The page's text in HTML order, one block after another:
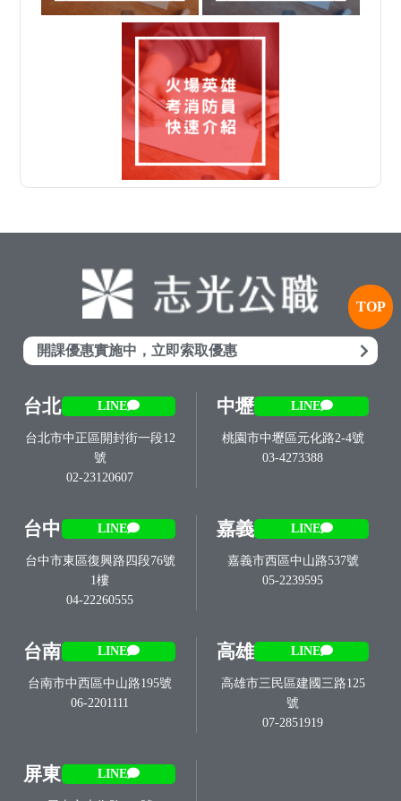
開課優惠實施中，立即索取優惠
台北 LINE
台北市中正區開封街一段12
號
02-23120607
中壢 LINE
桃園市中壢區元化路2-4號
03-4273388
台中 LINE
台中市東區復興路四段76號
1樓
04-22260555
嘉義 LINE
嘉義市西區中山路537號
05-2239595
台南 LINE
台南市中西區中山路195號
06-2201111
高雄 LINE
高雄市三民區建國三路125
號
07-2851919
屏東 LINE
TOP